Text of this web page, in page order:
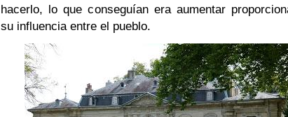
hacerlo, lo que conseguían era aumentar
su influencia entre el pueblo.